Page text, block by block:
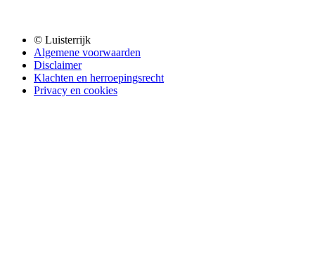
© Luisterrijk
Algemene voorwaarden
Disclaimer
Klachten en herroepingsrecht
Privacy en cookies